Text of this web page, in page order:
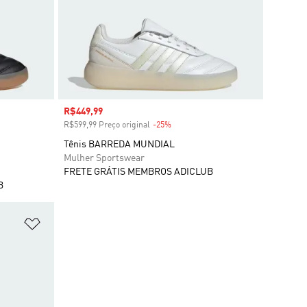
Preço com desconto
R$449,99
R$599,99 Preço original -25%Desconto
Tênis BARREDA MUNDIAL
Mulher Sportswear
FRETE GRÁTIS MEMBROS ADICLUB